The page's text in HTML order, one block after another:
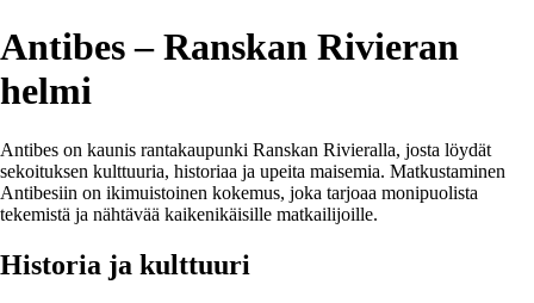
Antibes – Ranskan Rivieran
helmi
Antibes on kaunis rantakaupunki Ranskan Rivieralla, josta löydät
sekoituksen kulttuuria, historiaa ja upeita maisemia. Matkustaminen
Antibesiin on ikimuistoinen kokemus, joka tarjoaa monipuolista
tekemistä ja nähtävää kaikenikäisille matkailijoille.
Historia ja kulttuuri